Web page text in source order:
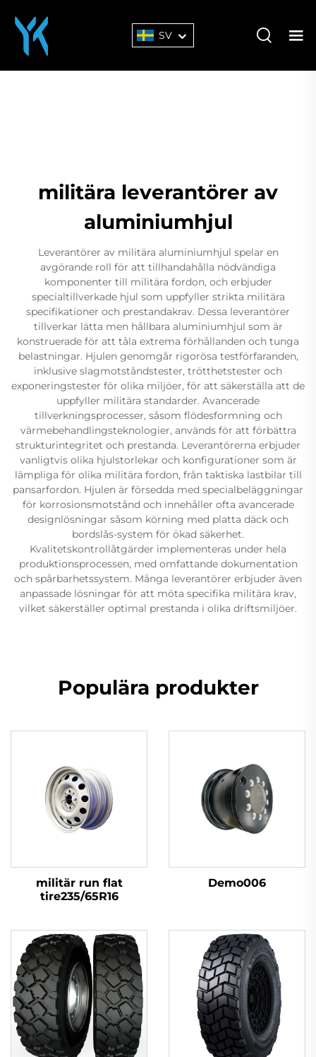
SV
militära leverantörer av
aluminiumhjul
Leverantörer av militära aluminiumhjul spelar en
avgörande roll för att tillhandahålla nödvändiga
komponenter till militära fordon, och erbjuder
specialtillverkade hjul som uppfyller strikta militära
specifikationer och prestandakrav. Dessa leverantörer
tillverkar lätta men hållbara aluminiumhjul som är
konstruerade för att tåla extrema förhållanden och tunga
belastningar. Hjulen genomgår rigorösa testförfaranden,
inklusive slagmotståndstester, trötthetstester och
exponeringstester för olika miljöer, för att säkerställa att de
uppfyller militära standarder. Avancerade
tillverkningsprocesser, såsom flödesformning och
värmebehandlingsteknologier, används för att förbättra
strukturintegritet och prestanda. Leverantörerna erbjuder
vanligtvis olika hjulstorlekar och konfigurationer som är
lämpliga för olika militära fordon, från taktiska lastbilar till
pansarfordon. Hjulen är försedda med specialbeläggningar
för korrosionsmotstånd och innehåller ofta avancerade
designlösningar såsom körning med platta däck och
bordslås-system för ökad säkerhet.
Kvalitetskontrollåtgärder implementeras under hela
produktionsprocessen, med omfattande dokumentation
och spårbarhetssystem. Många leverantörer erbjuder även
anpassade lösningar för att möta specifika militära krav,
vilket säkerställer optimal prestanda i olika driftsmiljöer.
Populära produkter
militär run flat
tire235/65R16
Demo006